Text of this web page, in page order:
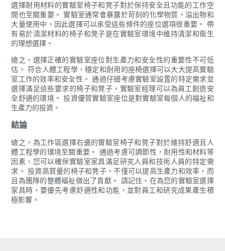
選擇耐用材料的實驗室椅子和凳子對於保持安全且功能的工作空
間也至關重要。 實驗室通常會暴露於苛刻的化學物質，溢出物和
大量使用中，因此選擇可以承受這些條件的座位選項很重要。 帶
有易於清潔材料的椅子和凳子是在實驗室環境中維持清潔和衛生
的理想選擇。
總之，選擇正確的實驗室座位對生產力和安全性的重要性不可低
估。 符合人體工程學，穩定和耐用的座椅選擇可以大大提高實驗
室工作的效率和安全性。 通過仔細考慮實驗室設置的特定需求並
選擇滿足這些要求的椅子和凳子，實驗室經理可以為員工創造安
全舒適的環境。 投資優質實驗室座位是對實驗室每個人的福祉和
生產力的投資。
結論
總之，為工作區選擇右邊的實驗室椅子和凳子對於維持舒適且人
體工程學的環境至關重要。 通過考慮可調節性，耐用性和材料等
因素，您可以確保實驗室家具滿足研究人員和技術人員的特定需
求。 投資高質量的椅子和凳子，不僅可以提高生產力和效率，而
且為團隊的整體福祉做出了貢獻。 請記住，在為您的實驗室選擇
家具時，要優先考慮舒適性和功能，並對員工和研究成果產生積
極影響。